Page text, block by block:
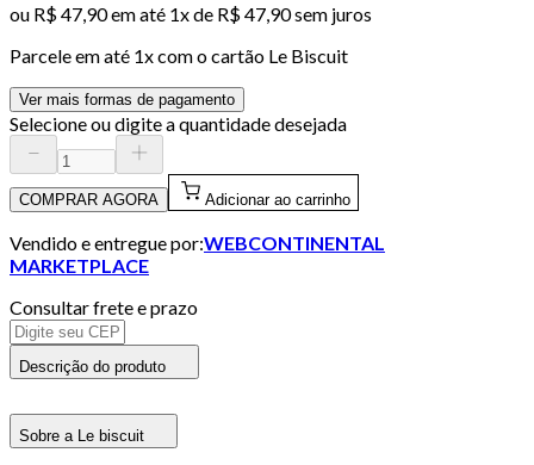
ou R$ 47,90em até 1x de R$ 47,90sem juros
Parcele em até 1x com o cartão Le Biscuit
Ver mais formas de pagamento
Selecione ou digite a quantidade desejada
COMPRAR AGORA Adicionar ao carrinho
Vendido e entregue por:WEBCONTINENTAL
MARKETPLACE
Consultar frete e prazo
Descrição do produto
Sobre a Le biscuit